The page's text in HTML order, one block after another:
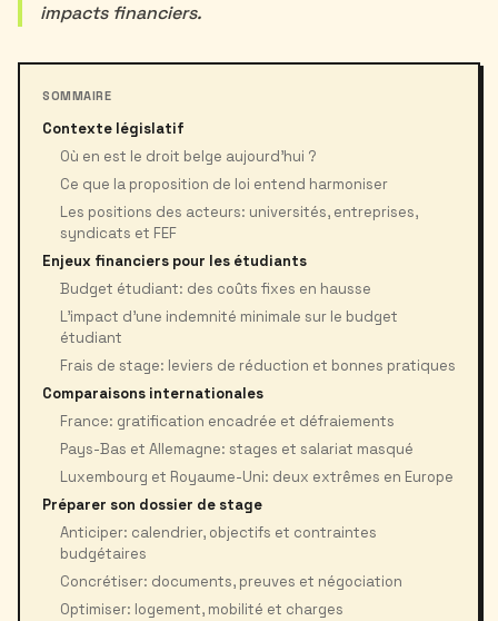
impacts financiers.
SOMMAIRE
Contexte législatif
Où en est le droit belge aujourd’hui ?
Ce que la proposition de loi entend harmoniser
Les positions des acteurs: universités, entreprises,
syndicats et FEF
Enjeux financiers pour les étudiants
Budget étudiant: des coûts fixes en hausse
L’impact d’une indemnité minimale sur le budget
étudiant
Frais de stage: leviers de réduction et bonnes pratiques
Comparaisons internationales
France: gratification encadrée et défraiements
Pays-Bas et Allemagne: stages et salariat masqué
Luxembourg et Royaume-Uni: deux extrêmes en Europe
Préparer son dossier de stage
Anticiper: calendrier, objectifs et contraintes
budgétaires
Concrétiser: documents, preuves et négociation
Optimiser: logement, mobilité et charges